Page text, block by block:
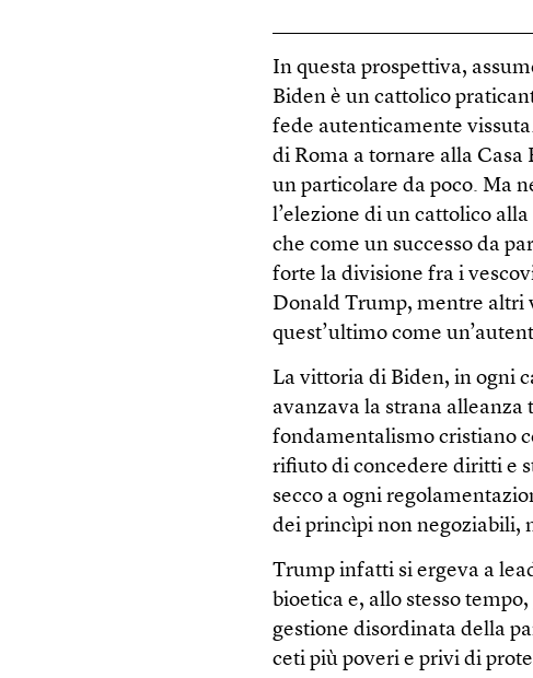
In questa prospettiva,
Biden è un cattolico
fede autenticamente
di Roma a tornare alla Casa
un particolare da poco. Ma
l’elezione di un cattolico
che come un successo da
forte la divisione fra i
Donald Trump, mentre altri
quest’ultimo come
La vittoria di Biden, in ogni
avanzava la strana
fondamentalismo cristiano
rifiuto di concedere diritti e
secco a ogni
dei princìpi non negoziabili,
Trump infatti si ergeva a
bioetica e, allo stesso
gestione disordinata della
ceti più poveri e privi di